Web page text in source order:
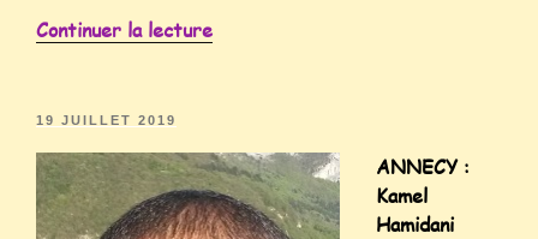
Continuer la lecture
19 JUILLET 2019
ANNECY :
Kamel
Hamidani